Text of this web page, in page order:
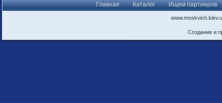
Главная Каталог Ищем партнеров
Создание и